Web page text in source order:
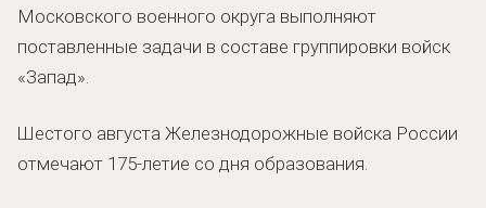
Московского военного округа выполняют
поставленные задачи в составе группировки войск
«Запад».
Шестого августа Железнодорожные войска России
отмечают 175-летие со дня образования.